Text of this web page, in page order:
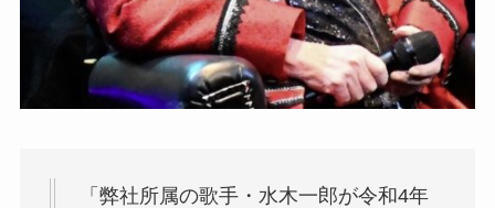
「弊社所属の歌手・水木一郎が令和4年